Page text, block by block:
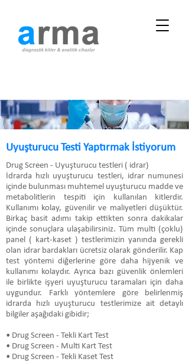
Uyuşturucu Testi Yaptırmak İstiyorum
Drug Screen - Uyuşturucu testleri ( idrar)
İdrarda hızlı uyuşturucu testleri, idrar numunesi
içinde bulunması muhtemel uyuşturucu madde ve
metabolitlerin tespiti için kullanılan kitlerdir.
Kullanımı kolay, güvenilir ve maliyetleri düşüktür.
Birkaç basit adımı takip ettikten sonra dakikalar
içinde sonuçlara ulaşabilirsiniz. Tüm multi (çoklu)
panel ( kart-kaset ) testlerimizin yanında gerekli
olan idrar bardakları ücretsiz olarak gönderilir. Kap
test yöntemi diğerlerine göre daha hijyenik ve
kullanımı kolaydır. Ayrıca bazı güvenlik önlemleri
ile birlikte işyeri uyuşturucu taramaları için daha
uygundur. Farklı yöntemlere göre belirlenmiş
idrarda hızlı uyuşturucu testlerimize ait detaylı
bilgiler aşağıdaki gibidir;
• Drug Screen - Tekli Kart Test
• Drug Screen - Multi Kart Test
• Drug Screen - Tekli Kaset Test